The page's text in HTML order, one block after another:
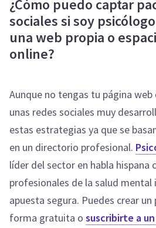
¿Cómo puedo captar
sociales si soy
una web propia o
online?
Aunque no tengas tu página
unas redes sociales muy
estas estrategias ya que se
en un directorio profesional.
líder del sector en habla hispana
profesionales de la salud mental
apuesta segura. Puedes crear
forma gratuita o suscribirte a